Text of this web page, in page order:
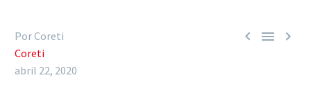
  
Por Coreti
Coreti
abril 22, 2020